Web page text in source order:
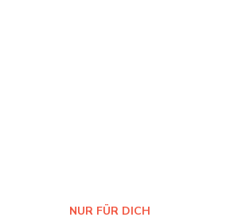
NUR FÜR DICH